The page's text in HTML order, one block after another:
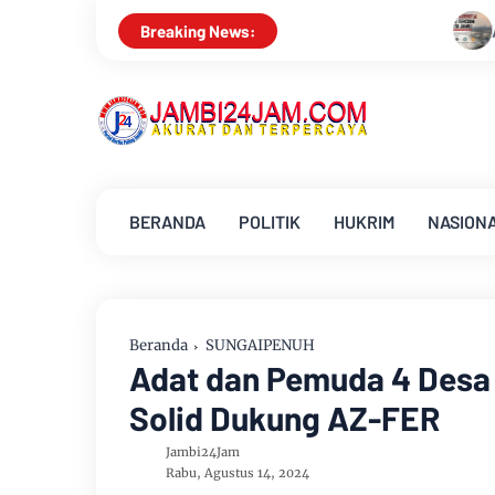
Breaking News:Aroma Karhutla Mulai Tercium di
BERANDA POLITIK HUKRIM
Beranda SUNGAIPENUH
Adat dan Pemuda 4
Solid Dukung AZ-FER
Jambi24Jam
Rabu, Agustus 14, 2024